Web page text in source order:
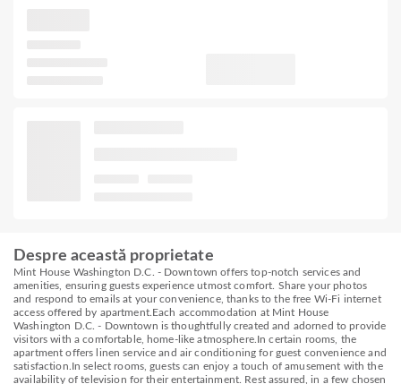
Despre această proprietate
Mint House Washington D.C. - Downtown offers top-notch services and
amenities, ensuring guests experience utmost comfort. Share your photos
and respond to emails at your convenience, thanks to the free Wi-Fi internet
access offered by apartment.Each accommodation at Mint House
Washington D.C. - Downtown is thoughtfully created and adorned to provide
visitors with a comfortable, home-like atmosphere.In certain rooms, the
apartment offers linen service and air conditioning for guest convenience and
satisfaction.In select rooms, guests can enjoy a touch of amusement with the
availability of television for their entertainment. Rest assured, in a few chosen